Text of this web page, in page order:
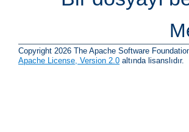
Copyright 2026 The Apache Software
Apache License, Version 2.0 altında lisanslıdır.